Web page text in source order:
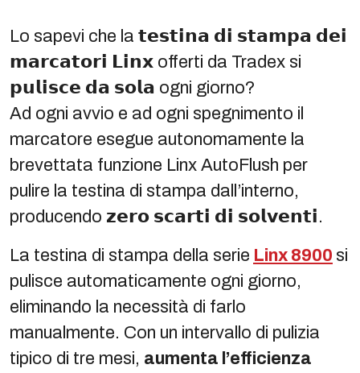
Lo sapevi che la 𝘁𝗲𝘀𝘁𝗶𝗻𝗮 𝗱𝗶 𝘀𝘁𝗮𝗺𝗽𝗮 𝗱𝗲𝗶
𝗺𝗮𝗿𝗰𝗮𝘁𝗼𝗿𝗶 𝗟𝗶𝗻𝘅 offerti da Tradex si
𝗽𝘂𝗹𝗶𝘀𝗰𝗲 𝗱𝗮 𝘀𝗼𝗹𝗮 ogni giorno?
Ad ogni avvio e ad ogni spegnimento il
marcatore esegue autonomamente la
brevettata funzione Linx AutoFlush per
pulire la testina di stampa dall’interno,
producendo 𝘇𝗲𝗿𝗼 𝘀𝗰𝗮𝗿𝘁𝗶 𝗱𝗶 𝘀𝗼𝗹𝘃𝗲𝗻𝘁𝗶.
La testina di stampa della serie Linx 8900 si
pulisce automaticamente ogni giorno,
eliminando la necessità di farlo
manualmente. Con un intervallo di pulizia
tipico di tre mesi, aumenta l’efficienza